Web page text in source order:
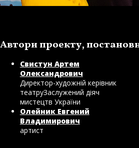
Автори проекту,
Свистун Артем
Олександрович
Директор-художній керівник
театруЗаслужений діяч
мистецтв України
Олейник Евгений
Владимирович
артист